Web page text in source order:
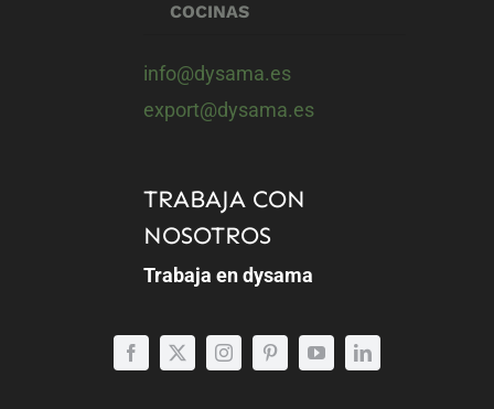
COCINAS
info@dysama.es
export@dysama.es
TRABAJA CON
NOSOTROS
Trabaja en dysama